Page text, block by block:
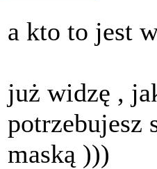
a kto to jest
już widzę ,
potrzebujesz
maską )))